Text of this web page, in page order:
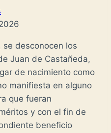
desconocen los
Juan de Castañeda,
de nacimiento como
manifiesta en alguno
que fueran
y con el fin de
beneficio